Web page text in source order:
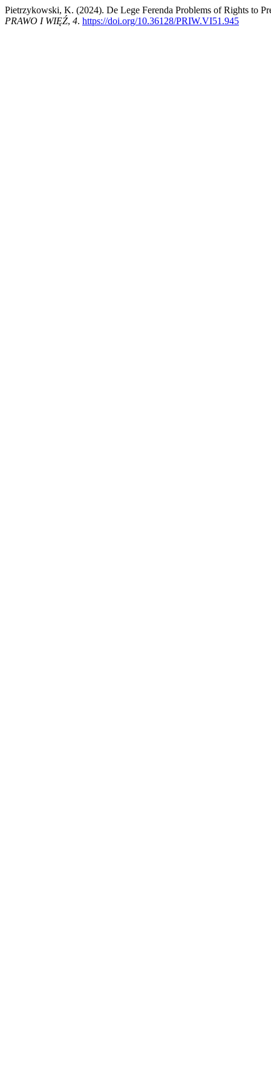
Pietrzykowski, K. (2024). De Lege Ferenda Problems of Rights to
PRAWO I WIĘŹ, 4. https://doi.org/10.36128/PRIW.VI51.945